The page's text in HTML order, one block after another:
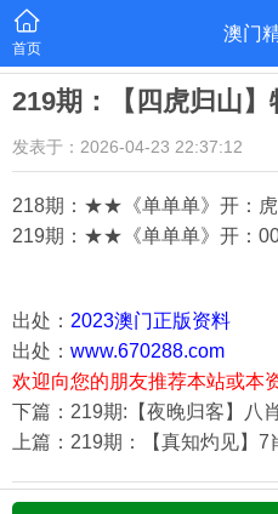
首页
澳门
219期：【四虎归山】
发表于：2026-04-23 22:37:12
218期：★★《单单单》开：
219期：★★《单单单》开：
出处： 2023澳门正版资料
出处： www.670288.com
欢迎向您的朋友推荐本站或本
下篇：219期:【夜晚归客】八
上篇：219期：【真知灼见】7